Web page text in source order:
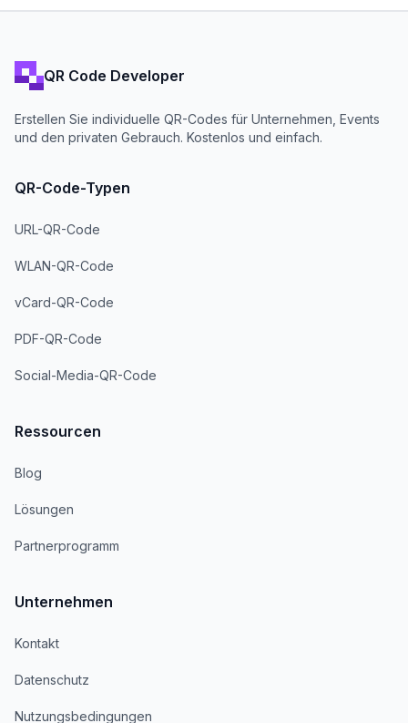
QR Code Developer
Erstellen Sie individuelle QR-Codes für Unternehmen, Events
und den privaten Gebrauch. Kostenlos und einfach.
QR-Code-Typen
URL-QR-Code
WLAN-QR-Code
vCard-QR-Code
PDF-QR-Code
Social-Media-QR-Code
Ressourcen
Blog
Lösungen
Partnerprogramm
Unternehmen
Kontakt
Datenschutz
Nutzungsbedingungen